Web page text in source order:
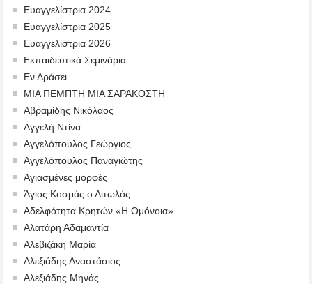
Ευαγγελίστρια 2024
Ευαγγελίστρια 2025
Ευαγγελίστρια 2026
Εκπαιδευτικά Σεμινάρια
Εν Δράσει
ΜΙΑ ΠΕΜΠΤΗ ΜΙΑ ΣΑΡΑΚΟΣΤΗ
Αβραμίδης Νικόλαος
Αγγελή Ντίνα
Αγγελόπουλος Γεώργιος
Αγγελόπουλος Παναγιώτης
Αγιασμένες μορφές
Άγιος Κοσμάς ο Αιτωλός
Αδελφότητα Κρητών «Η Ομόνοια»
Αλατάρη Αδαμαντία
Αλεβιζάκη Μαρία
Αλεξιάδης Αναστάσιος
Αλεξιάδης Μηνάς